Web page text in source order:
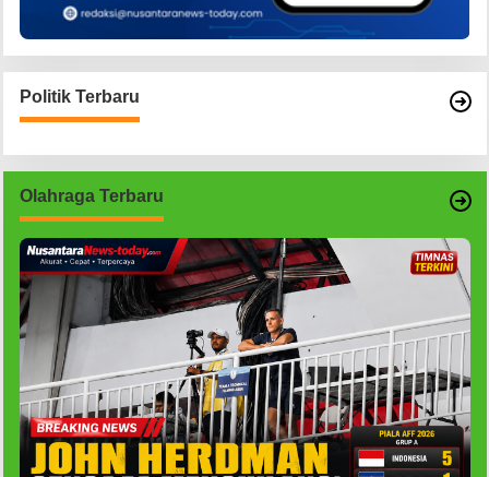
Politik Terbaru
Olahraga Terbaru